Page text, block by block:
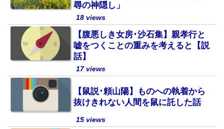
尋の神隠し」
18 views
【腹悪しき女房･沙石集】親孝行と
嘘をつくことの重みを考えると【説
話】
17 views
【鼠説･頼山陽】ものへの執着から
抜けきれない人間を鼠に託した話
15 views